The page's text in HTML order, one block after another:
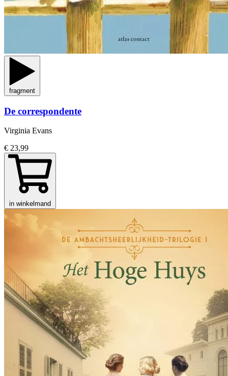
fragment
De correspondente
Virginia Evans
€ 23,99
in winkelmand